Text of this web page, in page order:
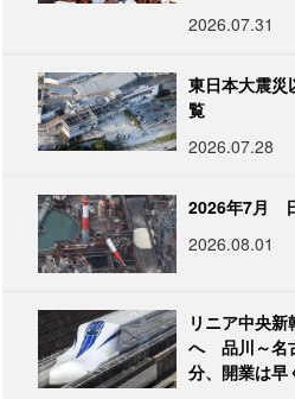
2026.07.31
東日本大震災
覧
2026.07.28
2026年7月
2026.08.01
リニア中央
へ 品川～名
分、開業は早